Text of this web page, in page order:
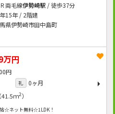
両毛線伊勢崎駅/ 徒歩37分
15年 / 2階建
県伊勢崎市田中島町
万円
円
礼
0ヶ月
41.5ｍ2）
☆ネット無料☆1LDK！